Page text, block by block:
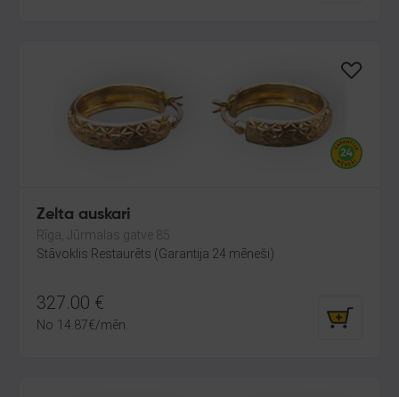
Zelta auskari
Rīga, Jūrmalas gatve 85
Stāvoklis Restaurēts (Garantija 24 mēneši)
327.00 €
No 14.87€/mēn.